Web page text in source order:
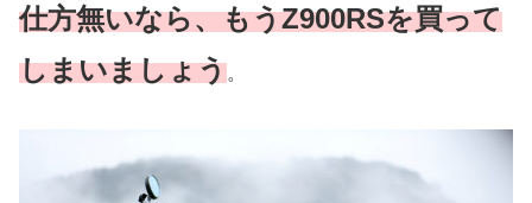
仕方無いなら、もうZ900RSを買って
しまいましょう。